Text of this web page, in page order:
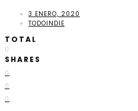
3 ENERO, 2020
TODOINDIE
TOTAL
0
SHARES
0
0
0